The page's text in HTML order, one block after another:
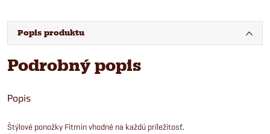
Popis produktu
Podrobný popis
Popis
Štýlové ponožky Fitmin vhodné na každú príležitosť.